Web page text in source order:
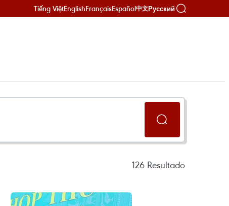
Tiếng ViệtEnglishFrançaisEspañol中文Русский
126 Resultado